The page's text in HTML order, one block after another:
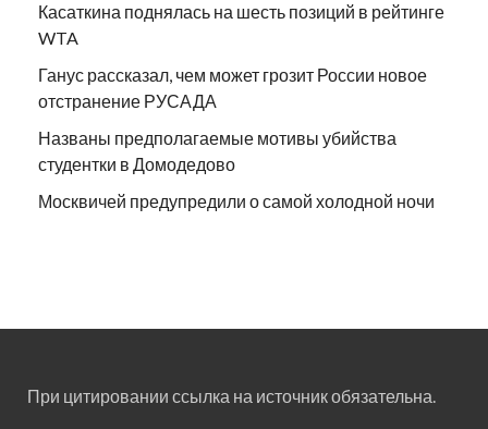
Касаткина поднялась на шесть позиций в рейтинге
WTA
Ганус рассказал, чем может грозит России новое
отстранение РУСАДА
Названы предполагаемые мотивы убийства
студентки в Домодедово
Москвичей предупредили о самой холодной ночи
При цитировании ссылка на источник обязательна.